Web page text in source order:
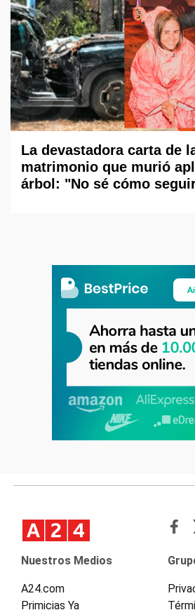
La devastadora carta de
matrimonio que murió
árbol: "No sé cómo
Nuestros Medios
A24.com
Primicias Ya